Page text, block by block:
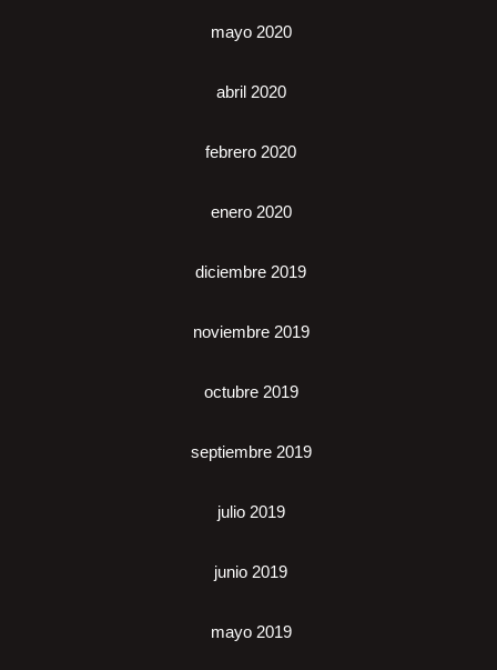
mayo 2020
abril 2020
febrero 2020
enero 2020
diciembre 2019
noviembre 2019
octubre 2019
septiembre 2019
julio 2019
junio 2019
mayo 2019